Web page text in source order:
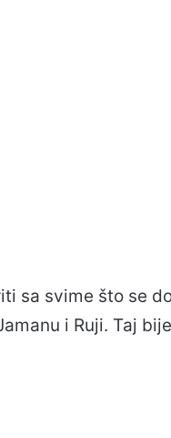
sa svime što se
i Ruji. Taj